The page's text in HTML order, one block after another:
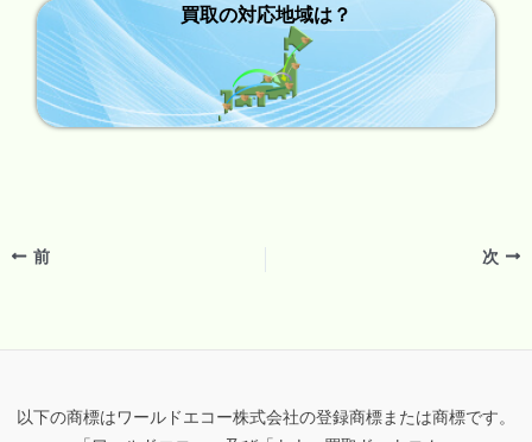
買取の対応地域は？
前 次
以下の商標はワールドエコー株式会社の登録商標または商標です。